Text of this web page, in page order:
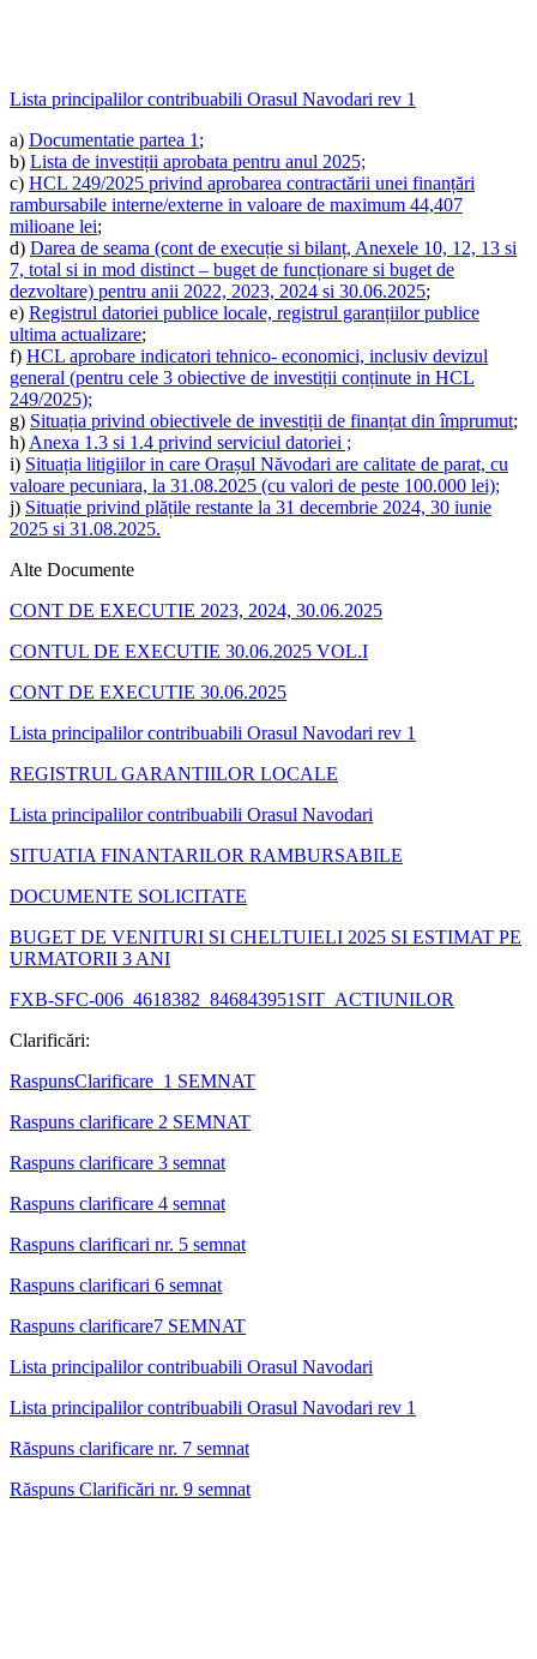
Lista principalilor contribuabili Orasul Navodari rev 1
a) Documentatie partea 1 ;
b) Lista de investiții aprobata pentru anul 2025;
c) HCL 249/2025 privind aprobarea contractării unei finanțări
rambursabile interne/externe in valoare de maximum 44,407
milioane lei;
d) Darea de seama (cont de execuție si bilanț, Anexele 10, 12, 13 si
7, total si in mod distinct – buget de funcționare si buget de
dezvoltare) pentru anii 2022, 2023, 2024 si 30.06.2025;
e) Registrul datoriei publice locale, registrul garanțiilor publice
ultima actualizare;
f) HCL aprobare indicatori tehnico- economici, inclusiv devizul
general (pentru cele 3 obiective de investiții conținute in HCL
249/2025);
g) Situația privind obiectivele de investiții de finanțat din împrumut;
h) Anexa 1.3 si 1.4 privind serviciul datoriei ;
i) Situația litigiilor in care Orașul Năvodari are calitate de parat, cu
valoare pecuniara, la 31.08.2025 (cu valori de peste 100.000 lei);
j) Situație privind plățile restante la 31 decembrie 2024, 30 iunie
2025 si 31.08.2025.
Alte Documente
CONT DE EXECUTIE 2023, 2024, 30.06.2025
CONTUL DE EXECUTIE 30.06.2025 VOL.I
CONT DE EXECUTIE 30.06.2025
Lista principalilor contribuabili Orasul Navodari rev 1
REGISTRUL GARANTIILOR LOCALE
Lista principalilor contribuabili Orasul Navodari
SITUATIA FINANTARILOR RAMBURSABILE
DOCUMENTE SOLICITATE
BUGET DE VENITURI SI CHELTUIELI 2025 SI ESTIMAT PE
URMATORII 3 ANI
FXB-SFC-006_4618382_846843951SIT_ACTIUNILOR
Clarificări:
RaspunsClarificare_1 SEMNAT
Raspuns clarificare 2 SEMNAT
Raspuns clarificare 3 semnat
Raspuns clarificare 4 semnat
Raspuns clarificari nr. 5 semnat
Raspuns clarificari 6 semnat
Raspuns clarificare7 SEMNAT
Lista principalilor contribuabili Orasul Navodari
Lista principalilor contribuabili Orasul Navodari rev 1
Răspuns clarificare nr. 7 semnat
Răspuns Clarificări nr. 9 semnat